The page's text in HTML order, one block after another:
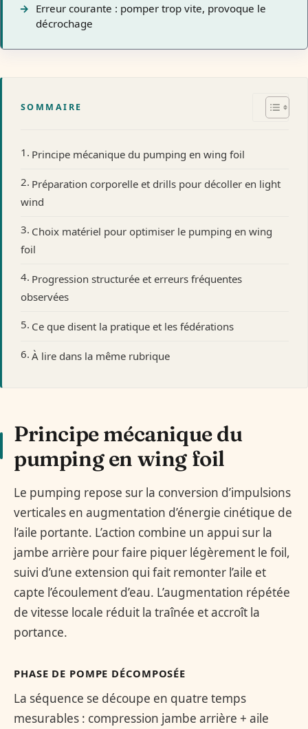
Erreur courante : pomper trop vite, provoque le
décrochage
SOMMAIRE
Principe mécanique du pumping en wing foil
Préparation corporelle et drills pour décoller en light
wind
Choix matériel pour optimiser le pumping en wing
foil
Progression structurée et erreurs fréquentes
observées
Ce que disent la pratique et les fédérations
À lire dans la même rubrique
Principe mécanique du
pumping en wing foil
Le pumping repose sur la conversion d’impulsions
verticales en augmentation d’énergie cinétique de
l’aile portante. L’action combine un appui sur la
jambe arrière pour faire piquer légèrement le foil,
suivi d’une extension qui fait remonter l’aile et
capte l’écoulement d’eau. L’augmentation répétée
de vitesse locale réduit la traînée et accroît la
portance.
PHASE DE POMPE DÉCOMPOSÉE
La séquence se découpe en quatre temps
mesurables : compression jambe arrière + aile